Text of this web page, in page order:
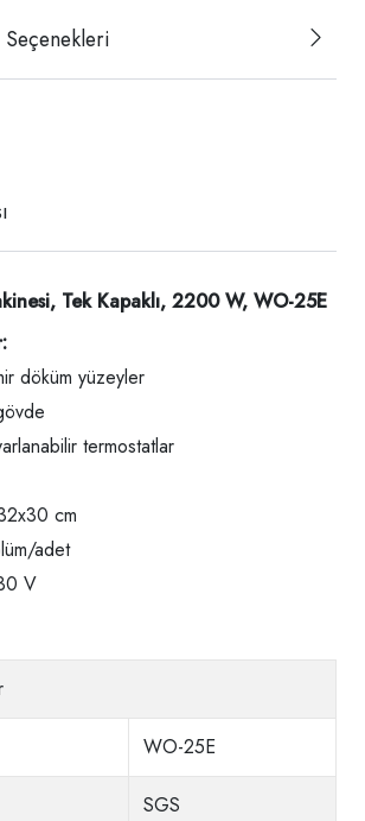
Tek Kapaklı, 2200 W, WO-25E
döküm yüzeyler
termostatlar
cm
adet
V
WO-25E
SGS